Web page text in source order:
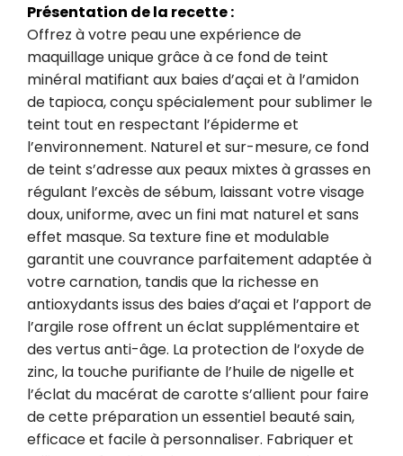
Présentation de la recette :
Offrez à votre peau une expérience de
maquillage unique grâce à ce fond de teint
minéral matifiant aux baies d’açai et à l’amidon
de tapioca, conçu spécialement pour sublimer le
teint tout en respectant l’épiderme et
l’environnement. Naturel et sur-mesure, ce fond
de teint s’adresse aux peaux mixtes à grasses en
régulant l’excès de sébum, laissant votre visage
doux, uniforme, avec un fini mat naturel et sans
effet masque. Sa texture fine et modulable
garantit une couvrance parfaitement adaptée à
votre carnation, tandis que la richesse en
antioxydants issus des baies d’açai et l’apport de
l’argile rose offrent un éclat supplémentaire et
des vertus anti-âge. La protection de l’oxyde de
zinc, la touche purifiante de l’huile de nigelle et
l’éclat du macérat de carotte s’allient pour faire
de cette préparation un essentiel beauté sain,
efficace et facile à personnaliser. Fabriquer et